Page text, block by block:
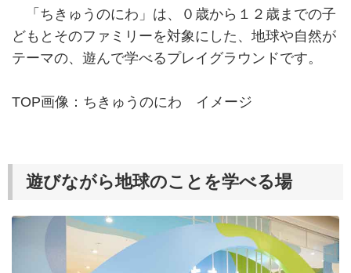
「ちきゅうのにわ」は、０歳から１２歳までの子
どもとそのファミリーを対象にした、地球や自然が
テーマの、遊んで学べるプレイグラウンドです。
TOP画像：ちきゅうのにわ イメージ
遊びながら地球のことを学べる場